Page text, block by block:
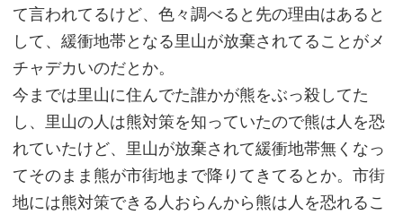
て言われてるけど、色々調べると先の理由はあると
して、緩衝地帯となる里山が放棄されてることがメ
チャデカいのだとか。
今までは里山に住んでた誰かが熊をぶっ殺してた
し、里山の人は熊対策を知っていたので熊は人を恐
れていたけど、里山が放棄されて緩衝地帯無くなっ
てそのまま熊が市街地まで降りてきてるとか。市街
地には熊対策できる人おらんから熊は人を恐れるこ